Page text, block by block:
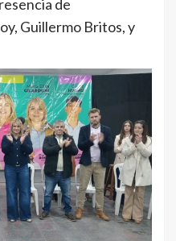
de
Guillermo Britos, y